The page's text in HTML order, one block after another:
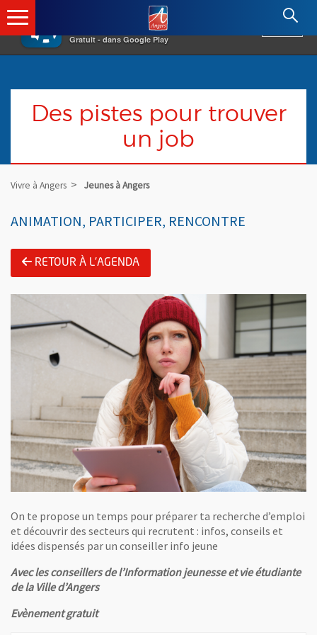
×
Gratuit - dans Google Play
Angers.fr : Retour à l'accueil
Des pistes pour trouver
un job
Vivre à Angers Jeunes à Angers
ANIMATION, PARTICIPER, RENCONTRE
RETOUR À L'AGENDA
On te propose un temps pour préparer ta recherche d’emploi
et découvrir des secteurs qui recrutent : infos, conseils et
idées dispensés par un conseiller info jeune
Avec les conseillers de l’Information jeunesse et vie étudiante
de la Ville d’Angers
Evènement gratuit